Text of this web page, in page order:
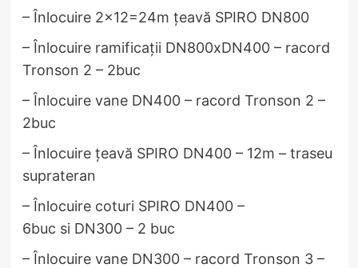
– Înlocuire 2×12=24m țeavă SPIRO DN800
– Înlocuire ramificații DN800xDN400 – racord
Tronson 2 – 2buc
– Înlocuire vane DN400 – racord Tronson 2 –
2buc
– Înlocuire țeavă SPIRO DN400 – 12m – traseu
suprateran
– Înlocuire coturi SPIRO DN400 –
6buc si DN300 – 2 buc
– Înlocuire vane DN300 – racord Tronson 3 –